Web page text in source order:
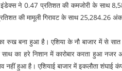
ने 0.47 प्रतिशत की कमजोरी के साथ
की मामूली गिरावट के साथ 25,284.26
रुख बना हुआ है। एशिया के नौ बाजार में से
का हरे निशान में कारोबार करता हुआ नजर
नहीं हुआ है। एशियाई बाजार में इकलौता